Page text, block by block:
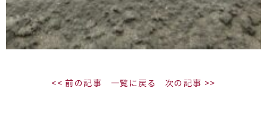
<< 前の記事 一覧に戻る 次の記事 >>